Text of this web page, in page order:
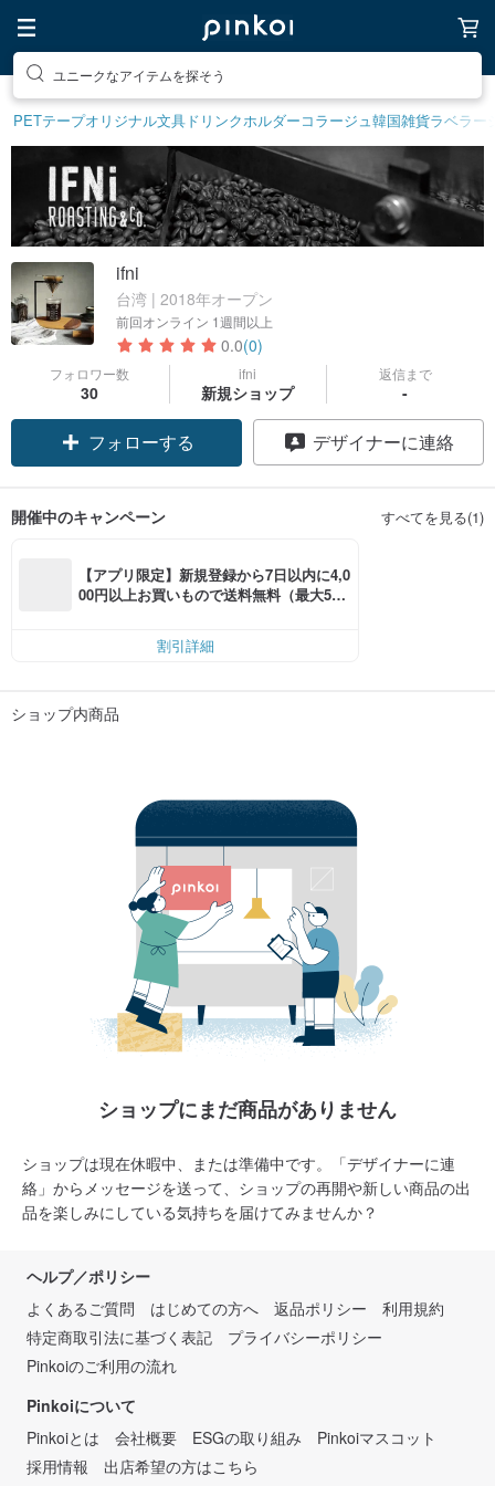
ユニークなアイテムを探そう
PETテープオリジナル文具 ドリンクホルダーコラージュ韓国雑貨ラベラー
ifni
台湾 | 2018年オープン
前回オンライン 1週間以上
0.0(0)
フォロワー数
30
ifni
新規ショップ
返信まで
-
フォローする デザイナーに連絡
開催中のキャンペーン すべてを見る(1)
【アプリ限定】新規登録から7日以内に4,0
00円以上お買いもので送料無料（最大500
割引詳細
ショップ内商品
ショップにまだ商品がありません
ショップは現在休暇中、または準備中です。「デザイナーに連
絡」からメッセージを送って、ショップの再開や新しい商品の出
品を楽しみにしている気持ちを届けてみませんか？
ヘルプ／ポリシー
よくあるご質問
はじめての方へ 返品ポリシー
利用規約
特定商取引法に基づく表記
プライバシーポリシー
Pinkoiのご利用の流れ
Pinkoiについて
Pinkoiとは
会社概要 ESGの取り組み
Pinkoiマスコット
採用情報
出店希望の方はこちら